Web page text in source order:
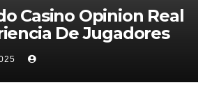
Casino Opinion Real
De Jugadores